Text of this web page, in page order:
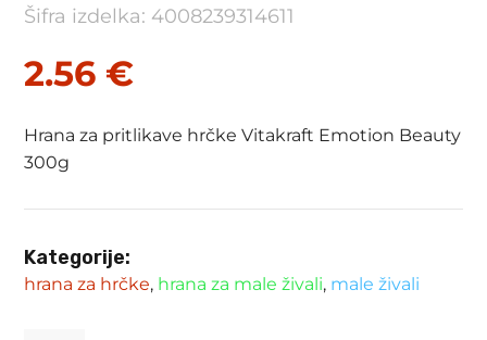
Šifra izdelka: 4008239314611
2.56 €
Hrana za pritlikave hrčke Vitakraft Emotion Beauty
300g
Kategorije:
hrana za hrčke, hrana za male živali, male živali